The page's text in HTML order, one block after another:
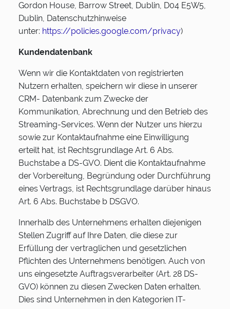
Gordon House, Barrow Street, Dublin, D04 E5W5,
Dublin, Datenschutzhinweise
unter: https://policies.google.com/privacy)
Kundendatenbank
Wenn wir die Kontaktdaten von registrierten
Nutzern erhalten, speichern wir diese in unserer
CRM- Datenbank zum Zwecke der
Kommunikation, Abrechnung und den Betrieb des
Streaming-Services. Wenn der Nutzer uns hierzu
sowie zur Kontaktaufnahme eine Einwilligung
erteilt hat, ist Rechtsgrundlage Art. 6 Abs.
Buchstabe a DS-GVO. Dient die Kontaktaufnahme
der Vorbereitung, Begründung oder Durchführung
eines Vertrags, ist Rechtsgrundlage darüber hinaus
Art. 6 Abs. Buchstabe b DSGVO.
Innerhalb des Unternehmens erhalten diejenigen
Stellen Zugriff auf Ihre Daten, die diese zur
Erfüllung der vertraglichen und gesetzlichen
Pflichten des Unternehmens benötigen. Auch von
uns eingesetzte Auftragsverarbeiter (Art. 28 DS-
GVO) können zu diesen Zwecken Daten erhalten.
Dies sind Unternehmen in den Kategorien IT-